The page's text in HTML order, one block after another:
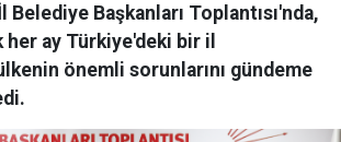
Belediye Başkanları Toplantısı'nda,
her ay Türkiye'deki bir il
önemli sorunlarını gündeme